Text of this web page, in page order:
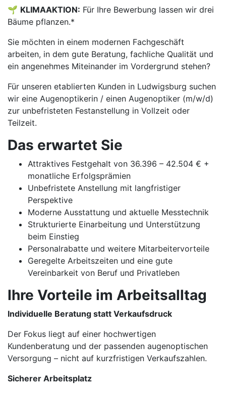
🌱 KLIMAAKTION: Für Ihre Bewerbung lassen wir drei
Bäume pflanzen.*
Sie möchten in einem modernen Fachgeschäft
arbeiten, in dem gute Beratung, fachliche Qualität und
ein angenehmes Miteinander im Vordergrund stehen?
Für unseren etablierten Kunden in Ludwigsburg suchen
wir eine Augenoptikerin / einen Augenoptiker (m/w/d)
zur unbefristeten Festanstellung in Vollzeit oder
Teilzeit.
Das erwartet Sie
Attraktives Festgehalt von 36.396 – 42.504 € +
monatliche Erfolgsprämien
Unbefristete Anstellung mit langfristiger
Perspektive
Moderne Ausstattung und aktuelle Messtechnik
Strukturierte Einarbeitung und Unterstützung
beim Einstieg
Personalrabatte und weitere Mitarbeitervorteile
Geregelte Arbeitszeiten und eine gute
Vereinbarkeit von Beruf und Privatleben
Ihre Vorteile im Arbeitsalltag
Individuelle Beratung statt Verkaufsdruck
Der Fokus liegt auf einer hochwertigen
Kundenberatung und der passenden augenoptischen
Versorgung – nicht auf kurzfristigen Verkaufszahlen.
Sicherer Arbeitsplatz